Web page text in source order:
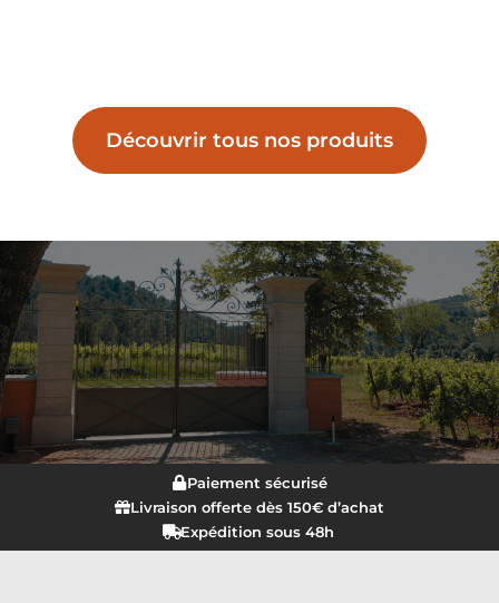
Découvrir tous nos produits
Paiement sécurisé
Livraison offerte dès 150€ d’achat
Expédition sous 48h